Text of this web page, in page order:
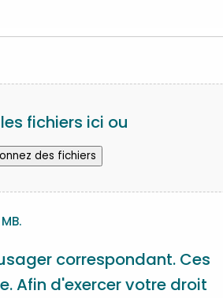
fichiers ici ou
des fichiers
correspondant. Ces
Afin d'exercer votre droit